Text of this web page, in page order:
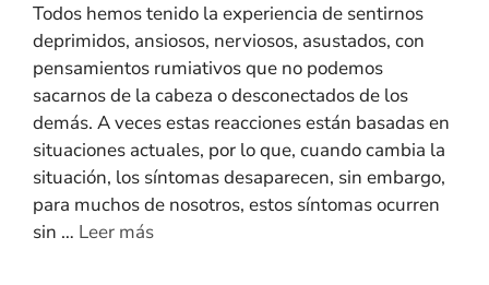
Todos hemos tenido la experiencia de sentirnos
deprimidos, ansiosos, nerviosos, asustados, con
pensamientos rumiativos que no podemos
sacarnos de la cabeza o desconectados de los
demás. A veces estas reacciones están basadas en
situaciones actuales, por lo que, cuando cambia la
situación, los síntomas desaparecen, sin embargo,
para muchos de nosotros, estos síntomas ocurren
sin … Leer más